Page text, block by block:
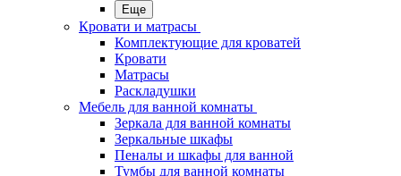
Еще
Кровати и матрасы
Комплектующие для кроватей
Кровати
Матрасы
Раскладушки
Мебель для ванной комнаты
Зеркала для ванной комнаты
Зеркальные шкафы
Пеналы и шкафы для ванной
Тумбы для ванной комнаты